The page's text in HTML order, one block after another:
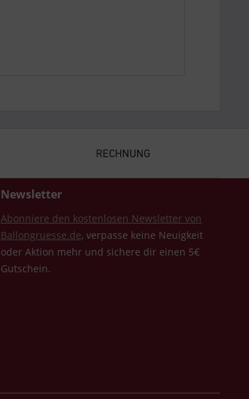
Newsletter
Abonniere den kostenlosen Newsletter von
Ballongruesse.de, verpasse keine Neuigkeit
oder Aktion mehr und sichere dir einen 5€
Gutschein.